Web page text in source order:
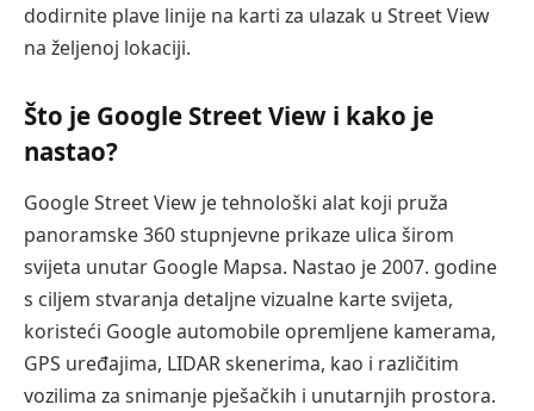
dodirnite plave linije na karti za ulazak u Street View
na željenoj lokaciji.
Što je Google Street View i kako je
nastao?
Google Street View je tehnološki alat koji pruža
panoramske 360 stupnjevne prikaze ulica širom
svijeta unutar Google Mapsa. Nastao je 2007. godine
s ciljem stvaranja detaljne vizualne karte svijeta,
koristeći Google automobile opremljene kamerama,
GPS uređajima, LIDAR skenerima, kao i različitim
vozilima za snimanje pješačkih i unutarnjih prostora.